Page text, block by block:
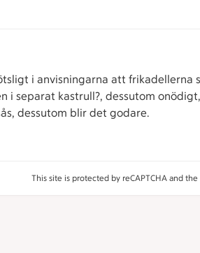
i anvisningarna att frikadellerna
separat kastrull?, dessutom
dessutom blir det godare.
This site is protected by reCAPTCHA and